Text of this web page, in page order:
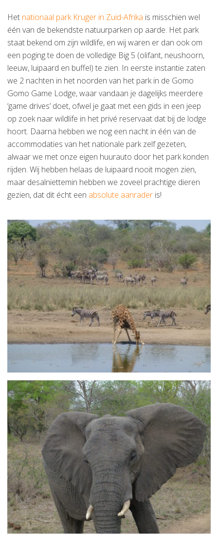
Het nationaal park Kruger in Zuid-Afrika is misschien wel
één van de bekendste natuurparken op aarde. Het park
staat bekend om zijn wildlife, en wij waren er dan ook om
een poging te doen de volledige Big 5 (olifant, neushoorn,
leeuw, luipaard en buffel) te zien. In eerste instantie zaten
we 2 nachten in het noorden van het park in de Gomo
Gomo Game Lodge, waar vandaan je dagelijks meerdere
‘game drives’ doet, ofwel je gaat met een gids in een jeep
op zoek naar wildlife in het privé reservaat dat bij de lodge
hoort. Daarna hebben we nog een nacht in één van de
accommodaties van het nationale park zelf gezeten,
alwaar we met onze eigen huurauto door het park konden
rijden. Wij hebben helaas de luipaard nooit mogen zien,
maar desalniettemin hebben we zoveel prachtige dieren
gezien, dat dit écht een absolute aanrader is!